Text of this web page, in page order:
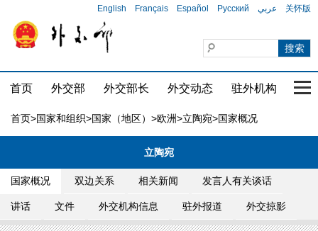
English Français Español Русский عربي 关怀版
首页 外交部 外交部长 外交动态 驻外机构 国
首页>国家和组织>国家（地区） >欧洲>立陶宛>国家概况
立陶宛
国家概况 双边关系 相关新闻 发言人有关谈话
讲话 文件 外交机构信息 驻外报道 外交掠影